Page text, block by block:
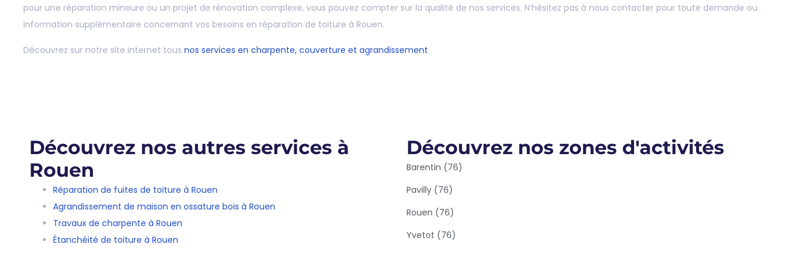
pour une réparation mineure ou un projet de rénovation complexe, vous pouvez compter sur la qualité de nos services. N’hésitez pas à nous contacter pour toute demande ou
information supplémentaire concernant vos besoins en réparation de toiture à Rouen.
Découvrez sur notre site internet tous nos services en charpente, couverture et agrandissement
Découvrez nos autres services à
Rouen
Réparation de fuites de toiture à Rouen
Agrandissement de maison en ossature bois à Rouen
Travaux de charpente à Rouen
Étanchéité de toiture à Rouen
Découvrez nos zones d'activités
Barentin (76)
Pavilly (76)
Rouen (76)
Yvetot (76)